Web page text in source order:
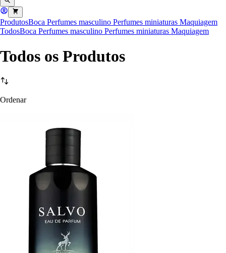
ProdutosBoca Perfumes masculino Perfumes miniaturas Maquiagem
TodosBoca Perfumes masculino Perfumes miniaturas Maquiagem
Todos os Produtos
Ordenar